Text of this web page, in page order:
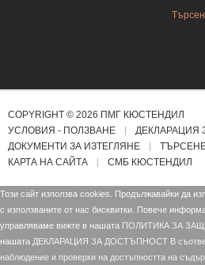
COPYRIGHT © 2026 ПМГ КЮСТЕНДИЛ
УСЛОВИЯ - ПОЛЗВАНЕ
ДЕКЛАРАЦИЯ
ДОКУМЕНТИ ЗА ИЗТЕГЛЯНЕ
КАРТА НА САЙТА
СМБ КЮСТЕНДИЛ
Този сайт използва cookies. Продължавайки да
с използваните от нас бисквитки. Повече
управляваме вижте в нашата ПОЛИТИКА ЗА
нашата ДЕКЛАРАЦИЯ ЗА ДОСТЪПНОСТ В
наблюдение и проверки на достъпността на